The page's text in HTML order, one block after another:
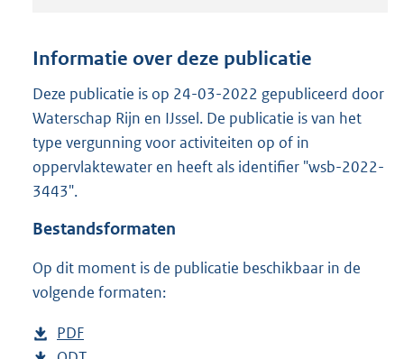
n
s
g
r
o
o
Informatie over deze publicatie
Deze publicatie is op 24-03-2022 gepubliceerd door
Waterschap Rijn en IJssel. De publicatie is van het
type vergunning voor activiteiten op of in
oppervlaktewater en heeft als identifier "wsb-2022-
3443".
Bestandsformaten
Op dit moment is de publicatie beschikbaar in de
volgende formaten:
D
PDF